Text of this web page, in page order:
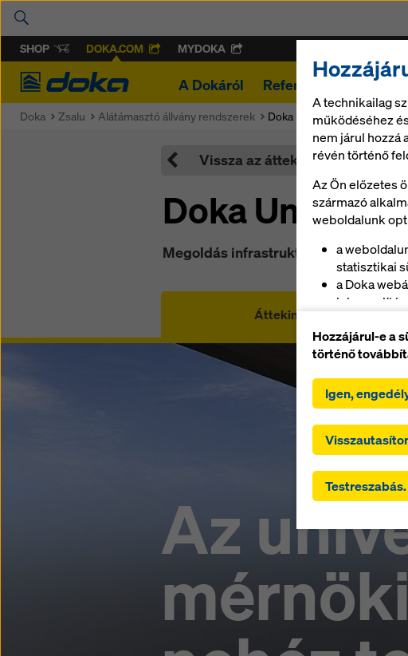
SHOP DOKA.COM MYDOKA
Doka
A Dokáról Referenciák Zsalu
Doka Zsalu Alátámasztó állvány rendszerek Doka UniKit
Vissza az áttekintéshez
Doka UniKit
Megoldás infrastrukturális
Áttekintés
Az
A technikailag
működéséhez
nem járul hozzá
révén történő
Az Ön előzetes
származó
weboldalunk
a
statisztikai
a Doka
bizonyos
gombra
használatához.
harmadik
Ön által
olyan harmadik
cikke szerinti
garanciák, az
hatóságai
nincs hatékony
vagy a
jelölőnégyzetek
a
ra
és indoklás nélkül.
Hozzájárul-e a
történő
Igen,
Testreszabás.